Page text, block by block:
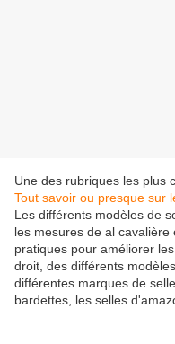
Une des rubriques les plus
Tout savoir ou presque sur
Les différents modèles de
les mesures de al
pratiques pour améliorer
droit, des différents
différentes marques de
bardettes, les selles